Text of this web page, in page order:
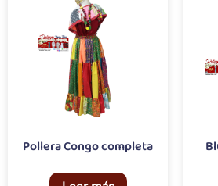
Pollera Congo completa